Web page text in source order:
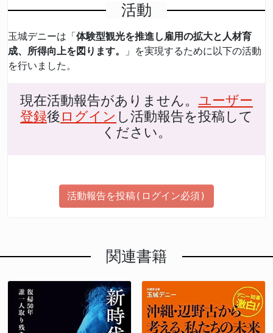
活動
玉城デニーは「体験型観光を推進し雇用の拡大と人材育
成、所得向上を図ります。
」を実現するために以下の活動
を行いました。
現在活動報告がありません。 ユーザー
登録後 ログイン し活動報告を投稿して
ください。
活動報告を投稿(ログイン必須)
関連書籍